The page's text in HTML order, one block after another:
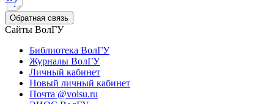
Обратная связь
Сайты ВолГУ
Библиотека ВолГУ
Журналы ВолГУ
Личный кабинет
Новый личный кабинет
Почта @volsu.ru